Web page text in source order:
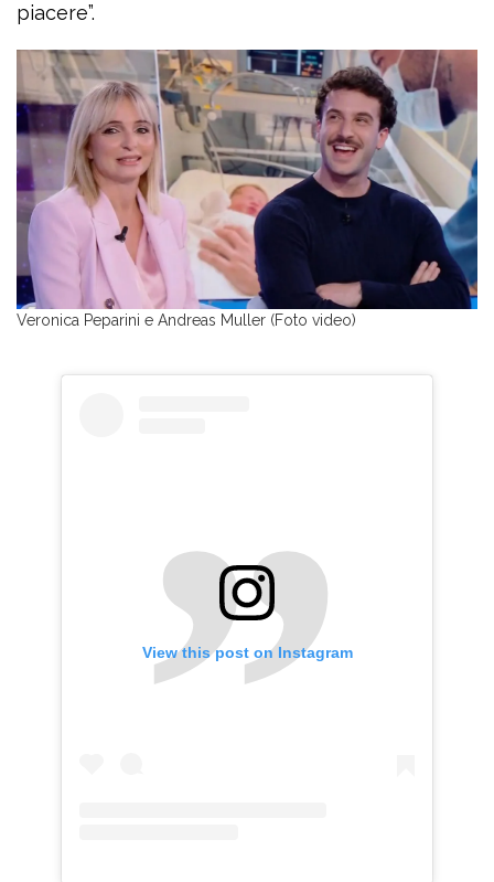
piacere”.
Veronica Peparini e Andreas Muller (Foto video)
View this post on Instagram